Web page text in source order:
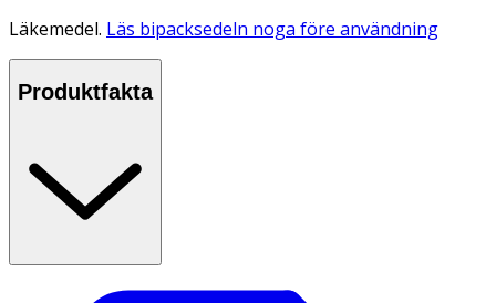
Läkemedel. Läs bipacksedeln noga före användning
Produktfakta